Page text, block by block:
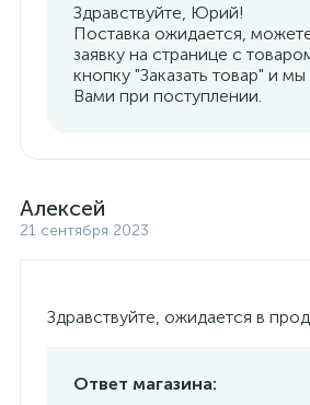
Здравствуйте, Юрий!
Поставка ожидается,
заявку на странице с
кнопку "Заказать товар" и
Вами при поступлении.
Алексей
21 сентября 2023
Здравствуйте, ожидается в
Ответ магазина: